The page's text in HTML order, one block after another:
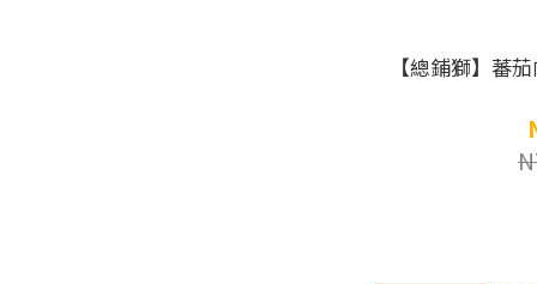
【總鋪獅】蕃茄肉